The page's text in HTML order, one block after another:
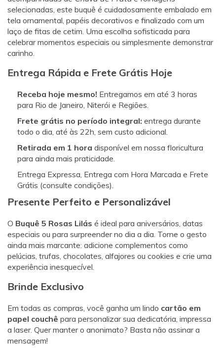
selecionadas, este buquê é cuidadosamente embalado em
tela ornamental, papéis decorativos e finalizado com um
laço de fitas de cetim. Uma escolha sofisticada para
celebrar momentos especiais ou simplesmente demonstrar
carinho.
Entrega Rápida e Frete Grátis Hoje
Receba hoje mesmo! Entregamos em até 3 horas
para Rio de Janeiro, Niterói e Regiões.
Frete grátis no período integral: entrega durante
todo o dia, até às 22h, sem custo adicional.
Retirada em 1 hora disponível em nossa floricultura
para ainda mais praticidade.
Entrega Expressa, Entrega com Hora Marcada e Frete
Grátis (consulte condições).
Presente Perfeito e Personalizável
O Buquê 5 Rosas Lilás é ideal para aniversários, datas
especiais ou para surpreender no dia a dia. Torne o gesto
ainda mais marcante: adicione complementos como
pelúcias, trufas, chocolates, alfajores ou cookies e crie uma
experiência inesquecível.
Brinde Exclusivo
Em todas as compras, você ganha um lindo cartão em
papel couchê para personalizar sua dedicatória, impressa
a laser. Quer manter o anonimato? Basta não assinar a
mensagem!